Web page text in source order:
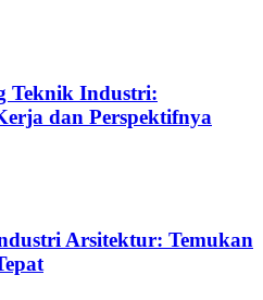
Teknik Industri:
dan Perspektifnya
Arsitektur: Temukan